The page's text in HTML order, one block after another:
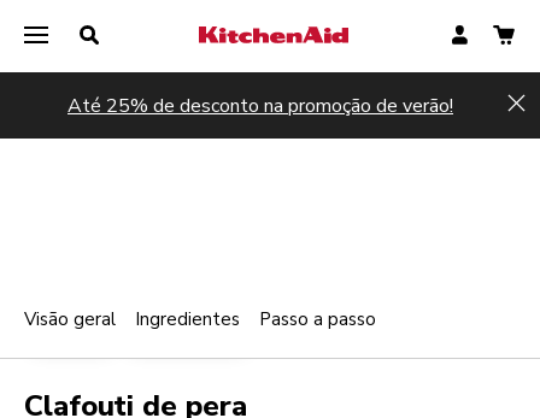
Até 25% de desconto na promoção de verão!
PADARIA SOBREMESAS
Clafouti de pera
Visão geral Ingredientes Passo a passo